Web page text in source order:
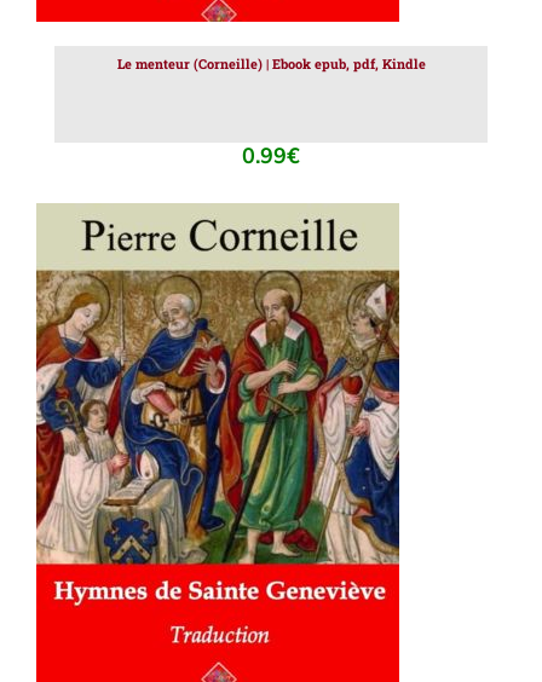
Le menteur (Corneille) | Ebook epub, pdf, Kindle
0.99€
AJOUTER AU PANIER / DÉTAILS